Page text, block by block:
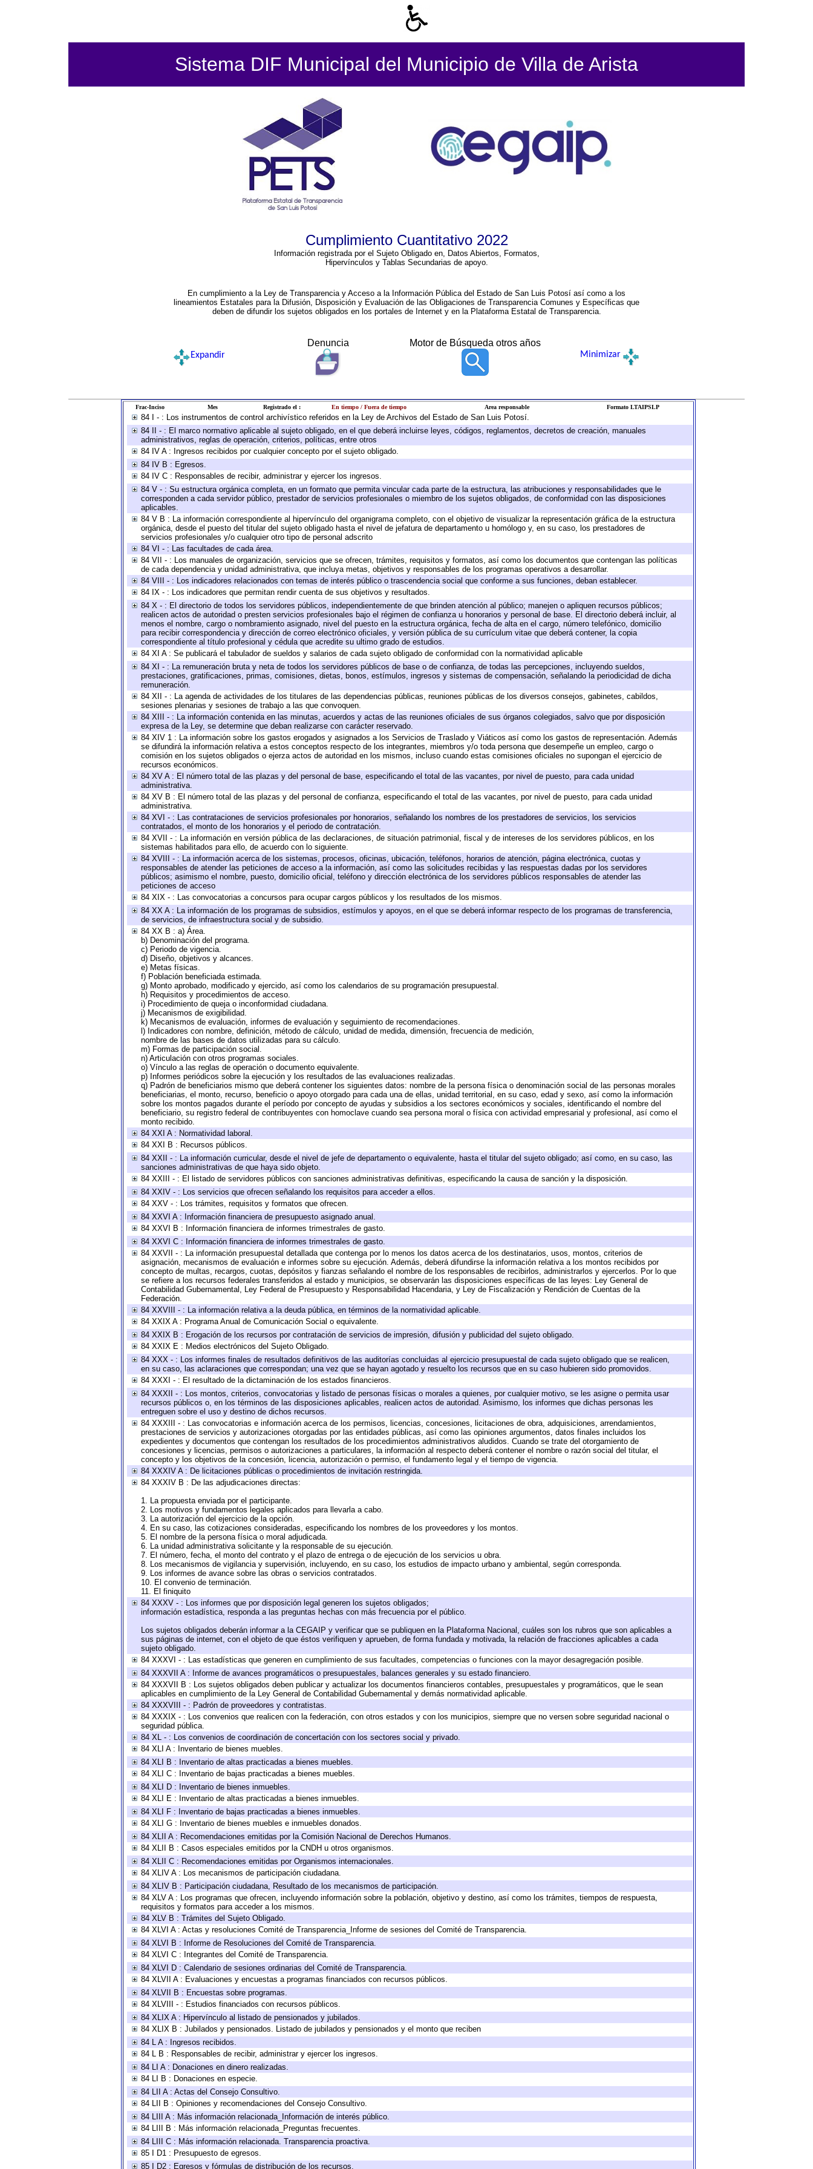
Sistema DIF Municipal del Municipio de Villa de Arista
Cumplimiento Cuantitativo 2022
Información registrada por el Sujeto Obligado en, Datos Abiertos, Formatos,
Hipervínculos y Tablas Secundarias de apoyo.
En cumplimiento a la Ley de Transparencia y Acceso a la Información Pública del Estado de San Luis Potosí así como a los
lineamientos Estatales para la Difusión, Disposición y Evaluación de las Obligaciones de Transparencia Comunes y Específicas que
deben de difundir los sujetos obligados en los portales de Internet y en la Plataforma Estatal de Transparencia.
Denuncia Motor de Búsqueda otros años
Expandir Minimizar
Frac-Inciso Mes Registrado el : En tiempo / Fuera de tiempo Area responsable Formato LTAIPSLP
84 I - : Los instrumentos de control archivístico referidos en la Ley de Archivos del Estado de San Luis Potosí.
84 II - : El marco normativo aplicable al sujeto obligado, en el que deberá incluirse leyes, códigos, reglamentos, decretos de creación, manuales
administrativos, reglas de operación, criterios, políticas, entre otros
84 IV A : Ingresos recibidos por cualquier concepto por el sujeto obligado.
84 IV B : Egresos.
84 IV C : Responsables de recibir, administrar y ejercer los ingresos.
84 V - : Su estructura orgánica completa, en un formato que permita vincular cada parte de la estructura, las atribuciones y responsabilidades que le
corresponden a cada servidor público, prestador de servicios profesionales o miembro de los sujetos obligados, de conformidad con las disposiciones
aplicables.
84 V B : La información correspondiente al hipervínculo del organigrama completo, con el objetivo de visualizar la representación gráfica de la estructura
orgánica, desde el puesto del titular del sujeto obligado hasta el nivel de jefatura de departamento u homólogo y, en su caso, los prestadores de
servicios profesionales y/o cualquier otro tipo de personal adscrito
84 VI - : Las facultades de cada área.
84 VII - : Los manuales de organización, servicios que se ofrecen, trámites, requisitos y formatos, así como los documentos que contengan las políticas
de cada dependencia y unidad administrativa, que incluya metas, objetivos y responsables de los programas operativos a desarrollar.
84 VIII - : Los indicadores relacionados con temas de interés público o trascendencia social que conforme a sus funciones, deban establecer.
84 IX - : Los indicadores que permitan rendir cuenta de sus objetivos y resultados.
84 X - : El directorio de todos los servidores públicos, independientemente de que brinden atención al público; manejen o apliquen recursos públicos;
realicen actos de autoridad o presten servicios profesionales bajo el régimen de confianza u honorarios y personal de base. El directorio deberá incluir, al
menos el nombre, cargo o nombramiento asignado, nivel del puesto en la estructura orgánica, fecha de alta en el cargo, número telefónico, domicilio
para recibir correspondencia y dirección de correo electrónico oficiales, y versión pública de su currículum vitae que deberá contener, la copia
correspondiente al título profesional y cédula que acredite su ultimo grado de estudios.
84 XI A : Se publicará el tabulador de sueldos y salarios de cada sujeto obligado de conformidad con la normatividad aplicable
84 XI - : La remuneración bruta y neta de todos los servidores públicos de base o de confianza, de todas las percepciones, incluyendo sueldos,
prestaciones, gratificaciones, primas, comisiones, dietas, bonos, estímulos, ingresos y sistemas de compensación, señalando la periodicidad de dicha
remuneración.
84 XII - : La agenda de actividades de los titulares de las dependencias públicas, reuniones públicas de los diversos consejos, gabinetes, cabildos,
sesiones plenarias y sesiones de trabajo a las que convoquen.
84 XIII - : La información contenida en las minutas, acuerdos y actas de las reuniones oficiales de sus órganos colegiados, salvo que por disposición
expresa de la Ley, se determine que deban realizarse con carácter reservado.
84 XIV 1 : La información sobre los gastos erogados y asignados a los Servicios de Traslado y Viáticos así como los gastos de representación. Además
se difundirá la información relativa a estos conceptos respecto de los integrantes, miembros y/o toda persona que desempeñe un empleo, cargo o
comisión en los sujetos obligados o ejerza actos de autoridad en los mismos, incluso cuando estas comisiones oficiales no supongan el ejercicio de
recursos económicos.
84 XV A : El número total de las plazas y del personal de base, especificando el total de las vacantes, por nivel de puesto, para cada unidad
administrativa.
84 XV B : El número total de las plazas y del personal de confianza, especificando el total de las vacantes, por nivel de puesto, para cada unidad
administrativa.
84 XVI - : Las contrataciones de servicios profesionales por honorarios, señalando los nombres de los prestadores de servicios, los servicios
contratados, el monto de los honorarios y el periodo de contratación.
84 XVII - : La información en versión pública de las declaraciones, de situación patrimonial, fiscal y de intereses de los servidores públicos, en los
sistemas habilitados para ello, de acuerdo con lo siguiente.
84 XVIII - : La información acerca de los sistemas, procesos, oficinas, ubicación, teléfonos, horarios de atención, página electrónica, cuotas y
responsables de atender las peticiones de acceso a la información, así como las solicitudes recibidas y las respuestas dadas por los servidores
públicos; asimismo el nombre, puesto, domicilio oficial, teléfono y dirección electrónica de los servidores públicos responsables de atender las
peticiones de acceso
84 XIX - : Las convocatorias a concursos para ocupar cargos públicos y los resultados de los mismos.
84 XX A : La información de los programas de subsidios, estímulos y apoyos, en el que se deberá informar respecto de los programas de transferencia,
de servicios, de infraestructura social y de subsidio.
84 XX B : a) Área.
b) Denominación del programa.
c) Periodo de vigencia.
d) Diseño, objetivos y alcances.
e) Metas físicas.
f) Población beneficiada estimada.
g) Monto aprobado, modificado y ejercido, así como los calendarios de su programación presupuestal.
h) Requisitos y procedimientos de acceso.
i) Procedimiento de queja o inconformidad ciudadana.
j) Mecanismos de exigibilidad.
k) Mecanismos de evaluación, informes de evaluación y seguimiento de recomendaciones.
l) Indicadores con nombre, definición, método de cálculo, unidad de medida, dimensión, frecuencia de medición,
nombre de las bases de datos utilizadas para su cálculo.
m) Formas de participación social.
n) Articulación con otros programas sociales.
o) Vínculo a las reglas de operación o documento equivalente.
p) Informes periódicos sobre la ejecución y los resultados de las evaluaciones realizadas.
q) Padrón de beneficiarios mismo que deberá contener los siguientes datos: nombre de la persona física o denominación social de las personas morales
beneficiarias, el monto, recurso, beneficio o apoyo otorgado para cada una de ellas, unidad territorial, en su caso, edad y sexo, así como la información
sobre los montos pagados durante el período por concepto de ayudas y subsidios a los sectores económicos y sociales, identificando el nombre del
beneficiario, su registro federal de contribuyentes con homoclave cuando sea persona moral o física con actividad empresarial y profesional, así como el
monto recibido.
84 XXI A : Normatividad laboral.
84 XXI B : Recursos públicos.
84 XXII - : La información curricular, desde el nivel de jefe de departamento o equivalente, hasta el titular del sujeto obligado; así como, en su caso, las
sanciones administrativas de que haya sido objeto.
84 XXIII - : El listado de servidores públicos con sanciones administrativas definitivas, especificando la causa de sanción y la disposición.
84 XXIV - : Los servicios que ofrecen señalando los requisitos para acceder a ellos.
84 XXV - : Los trámites, requisitos y formatos que ofrecen.
84 XXVI A : Información financiera de presupuesto asignado anual.
84 XXVI B : Información financiera de informes trimestrales de gasto.
84 XXVI C : Información financiera de informes trimestrales de gasto.
84 XXVII - : La información presupuestal detallada que contenga por lo menos los datos acerca de los destinatarios, usos, montos, criterios de
asignación, mecanismos de evaluación e informes sobre su ejecución. Además, deberá difundirse la información relativa a los montos recibidos por
concepto de multas, recargos, cuotas, depósitos y fianzas señalando el nombre de los responsables de recibirlos, administrarlos y ejercerlos. Por lo que
se refiere a los recursos federales transferidos al estado y municipios, se observarán las disposiciones específicas de las leyes: Ley General de
Contabilidad Gubernamental, Ley Federal de Presupuesto y Responsabilidad Hacendaria, y Ley de Fiscalización y Rendición de Cuentas de la
Federación.
84 XXVIII - : La información relativa a la deuda pública, en términos de la normatividad aplicable.
84 XXIX A : Programa Anual de Comunicación Social o equivalente.
84 XXIX B : Erogación de los recursos por contratación de servicios de impresión, difusión y publicidad del sujeto obligado.
84 XXIX E : Medios electrónicos del Sujeto Obligado.
84 XXX - : Los informes finales de resultados definitivos de las auditorías concluidas al ejercicio presupuestal de cada sujeto obligado que se realicen,
en su caso, las aclaraciones que correspondan; una vez que se hayan agotado y resuelto los recursos que en su caso hubieren sido promovidos.
84 XXXI - : El resultado de la dictaminación de los estados financieros.
84 XXXII - : Los montos, criterios, convocatorias y listado de personas físicas o morales a quienes, por cualquier motivo, se les asigne o permita usar
recursos públicos o, en los términos de las disposiciones aplicables, realicen actos de autoridad. Asimismo, los informes que dichas personas les
entreguen sobre el uso y destino de dichos recursos.
84 XXXIII - : Las convocatorias e información acerca de los permisos, licencias, concesiones, licitaciones de obra, adquisiciones, arrendamientos,
prestaciones de servicios y autorizaciones otorgadas por las entidades públicas, así como las opiniones argumentos, datos finales incluidos los
expedientes y documentos que contengan los resultados de los procedimientos administrativos aludidos. Cuando se trate del otorgamiento de
concesiones y licencias, permisos o autorizaciones a particulares, la información al respecto deberá contener el nombre o razón social del titular, el
concepto y los objetivos de la concesión, licencia, autorización o permiso, el fundamento legal y el tiempo de vigencia.
84 XXXIV A : De licitaciones públicas o procedimientos de invitación restringida.
84 XXXIV B : De las adjudicaciones directas:
1. La propuesta enviada por el participante.
2. Los motivos y fundamentos legales aplicados para llevarla a cabo.
3. La autorización del ejercicio de la opción.
4. En su caso, las cotizaciones consideradas, especificando los nombres de los proveedores y los montos.
5. El nombre de la persona física o moral adjudicada.
6. La unidad administrativa solicitante y la responsable de su ejecución.
7. El número, fecha, el monto del contrato y el plazo de entrega o de ejecución de los servicios u obra.
8. Los mecanismos de vigilancia y supervisión, incluyendo, en su caso, los estudios de impacto urbano y ambiental, según corresponda.
9. Los informes de avance sobre las obras o servicios contratados.
10. El convenio de terminación.
11. El finiquito
84 XXXV - : Los informes que por disposición legal generen los sujetos obligados;
información estadística, responda a las preguntas hechas con más frecuencia por el público.
Los sujetos obligados deberán informar a la CEGAIP y verificar que se publiquen en la Plataforma Nacional, cuáles son los rubros que son aplicables a
sus páginas de internet, con el objeto de que éstos verifiquen y aprueben, de forma fundada y motivada, la relación de fracciones aplicables a cada
sujeto obligado.
84 XXXVI - : Las estadísticas que generen en cumplimiento de sus facultades, competencias o funciones con la mayor desagregación posible.
84 XXXVII A : Informe de avances programáticos o presupuestales, balances generales y su estado financiero.
84 XXXVII B : Los sujetos obligados deben publicar y actualizar los documentos financieros contables, presupuestales y programáticos, que le sean
aplicables en cumplimiento de la Ley General de Contabilidad Gubernamental y demás normatividad aplicable.
84 XXXVIII - : Padrón de proveedores y contratistas.
84 XXXIX - : Los convenios que realicen con la federación, con otros estados y con los municipios, siempre que no versen sobre seguridad nacional o
seguridad pública.
84 XL - : Los convenios de coordinación de concertación con los sectores social y privado.
84 XLI A : Inventario de bienes muebles.
84 XLI B : Inventario de altas practicadas a bienes muebles.
84 XLI C : Inventario de bajas practicadas a bienes muebles.
84 XLI D : Inventario de bienes inmuebles.
84 XLI E : Inventario de altas practicadas a bienes inmuebles.
84 XLI F : Inventario de bajas practicadas a bienes inmuebles.
84 XLI G : Inventario de bienes muebles e inmuebles donados.
84 XLII A : Recomendaciones emitidas por la Comisión Nacional de Derechos Humanos.
84 XLII B : Casos especiales emitidos por la CNDH u otros organismos.
84 XLII C : Recomendaciones emitidas por Organismos internacionales.
84 XLIV A : Los mecanismos de participación ciudadana.
84 XLIV B : Participación ciudadana, Resultado de los mecanismos de participación.
84 XLV A : Los programas que ofrecen, incluyendo información sobre la población, objetivo y destino, así como los trámites, tiempos de respuesta,
requisitos y formatos para acceder a los mismos.
84 XLV B : Trámites del Sujeto Obligado.
84 XLVI A : Actas y resoluciones Comité de Transparencia_Informe de sesiones del Comité de Transparencia.
84 XLVI B : Informe de Resoluciones del Comité de Transparencia.
84 XLVI C : Integrantes del Comité de Transparencia.
84 XLVI D : Calendario de sesiones ordinarias del Comité de Transparencia.
84 XLVII A : Evaluaciones y encuestas a programas financiados con recursos públicos.
84 XLVII B : Encuestas sobre programas.
84 XLVIII - : Estudios financiados con recursos públicos.
84 XLIX A : Hipervínculo al listado de pensionados y jubilados.
84 XLIX B : Jubilados y pensionados. Listado de jubilados y pensionados y el monto que reciben
84 L A : Ingresos recibidos.
84 L B : Responsables de recibir, administrar y ejercer los ingresos.
84 LI A : Donaciones en dinero realizadas.
84 LI B : Donaciones en especie.
84 LII A : Actas del Consejo Consultivo.
84 LII B : Opiniones y recomendaciones del Consejo Consultivo.
84 LIII A : Más información relacionada_Información de interés público.
84 LIII B : Más información relacionada_Preguntas frecuentes.
84 LIII C : Más información relacionada. Transparencia proactiva.
85 I D1 : Presupuesto de egresos.
85 I D2 : Egresos y fórmulas de distribución de los recursos.